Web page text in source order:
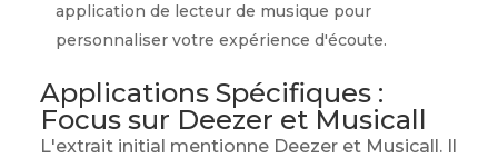
application de lecteur de musique pour
personnaliser votre expérience d'écoute.
Applications Spécifiques :
Focus sur Deezer et Musicall
L'extrait initial mentionne Deezer et Musicall. Il